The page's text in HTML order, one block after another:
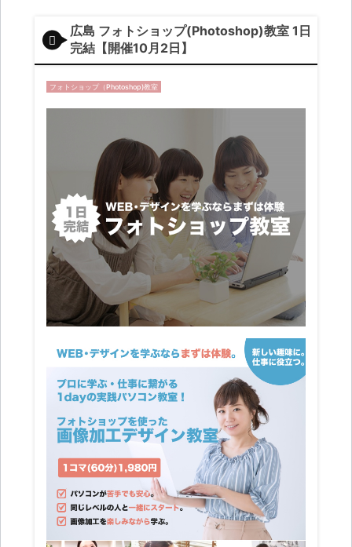
広島 フォトショップ(Photoshop)教室 1日
完結【開催10月2日】
フォトショップ（Photoshop)教室